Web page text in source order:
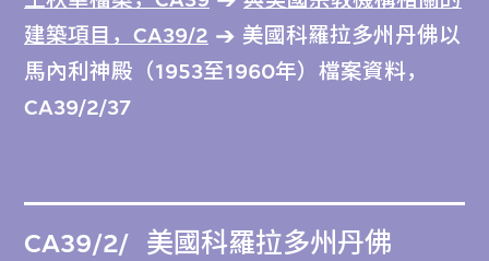
建築項目，CA39/2
美國科羅拉多州丹佛以
馬內利神殿（1953至1960年）檔案資料，
CA39/2/37
CA39/2/
美國科羅拉多州丹佛